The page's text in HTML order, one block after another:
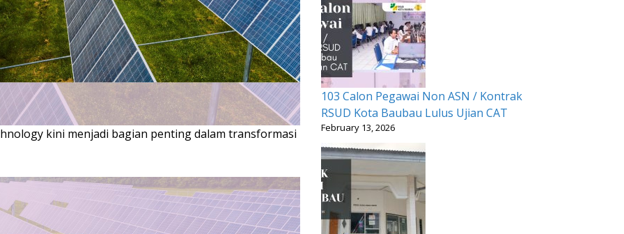
kini menjadi bagian penting dalam transformasi
103 Calon Pegawai Non ASN / Kontrak
RSUD Kota Baubau Lulus Ujian CAT
February 13, 2026